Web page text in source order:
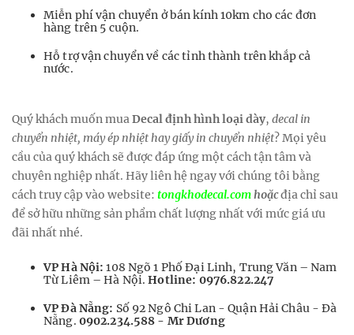
Miễn phí vận chuyển ở bán kính 10km cho các đơn
hàng trên 5 cuộn.
Hỗ trợ vận chuyển về các tỉnh thành trên khắp cả
nước.
Quý khách muốn mua Decal định hình loại dày, decal in
chuyển nhiệt, máy ép nhiệt hay giấy in chuyển nhiệt? Mọi yêu
cầu của quý khách sẽ được đáp ứng một cách tận tâm và
chuyên nghiệp nhất. Hãy liên hệ ngay với chúng tôi bằng
cách truy cập vào website: tongkhodecal.comhoặcđịa chỉ sau
để sở hữu những sản phẩm chất lượng nhất với mức giá ưu
đãi nhất nhé.
VP Hà Nội: 108 Ngõ 1 Phố Đại Linh, Trung Văn – Nam
Từ Liêm – Hà Nội.Hotline: 0976.822.247
VP Đà Nẵng: Số 92 Ngô Chi Lan - Quận Hải Châu - Đà
Nẵng. 0902.234.588 - Mr Dương